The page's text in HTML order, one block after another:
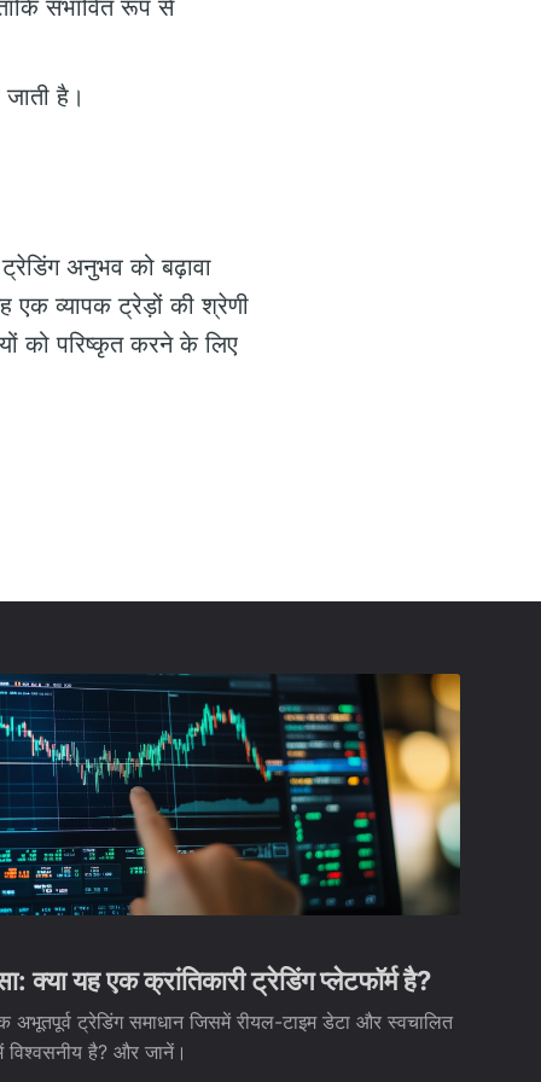
संभावित रूप से
है।
अनुभव को बढ़ावा
एक व्यापक ट्रेड़ों की श्रेणी
को परिष्कृत करने के लिए
यह एक क्रांतिकारी ट्रेडिंग प्लेटफॉर्म है?
ट्रेडिंग समाधान जिसमें रीयल-टाइम डेटा और स्वचालित
विश्वसनीय है? और जानें।